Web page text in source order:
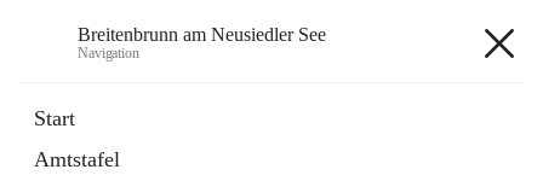
Breitenbrunn am Neusiedler See
Navigation
Start
Amtstafel